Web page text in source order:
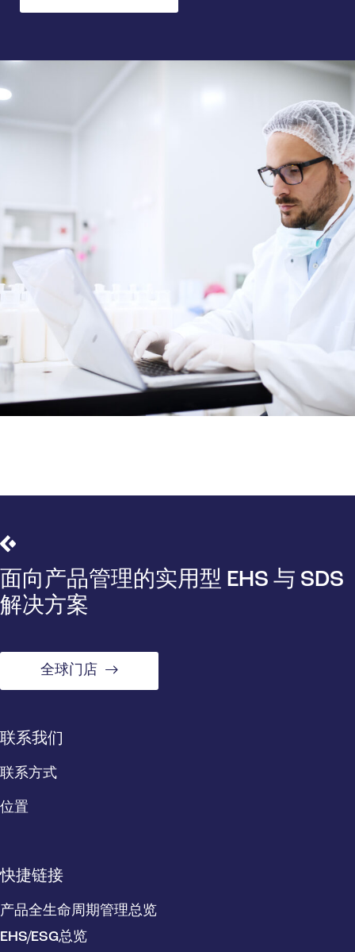
面向产品管理的实用型 EHS 与 SDS
解决方案
全球门店
联系我们
联系方式
位置
快捷链接
产品全生命周期管理总览
EHS/ESG总览